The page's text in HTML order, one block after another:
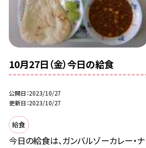
10月27日（金）今日の給食
公開日 2023/10/27
更新日 2023/10/27
給食
今日の給食は、ガンバルゾーカレー・ナ